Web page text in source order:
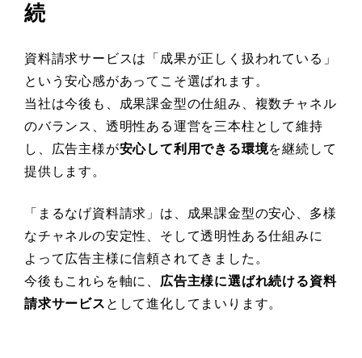
続
資料請求サービスは「成果が正しく扱われている」
という安心感があってこそ選ばれます。
当社は今後も、成果課金型の仕組み、複数チャネル
のバランス、透明性ある運営を三本柱として維持
し、広告主様が安心して利用できる環境を継続して
提供します。
「まるなげ資料請求」は、成果課金型の安心、多様
なチャネルの安定性、そして透明性ある仕組みに
よって広告主様に信頼されてきました。
今後もこれらを軸に、 広告主様に選ばれ続ける資料
請求サービス として進化してまいります。